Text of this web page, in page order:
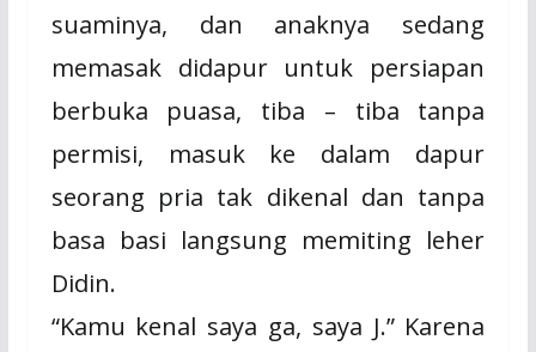
suaminya, dan anaknya sedang
memasak didapur untuk persiapan
berbuka puasa, tiba – tiba tanpa
permisi, masuk ke dalam dapur
seorang pria tak dikenal dan tanpa
basa basi langsung memiting leher
Didin.
“Kamu kenal saya ga, saya J.” Karena